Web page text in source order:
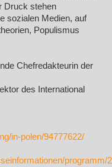
Druck stehen
sozialen Medien, auf
Populismus
Chefredakteurin der
des International
in-polen/94777622/
programm/